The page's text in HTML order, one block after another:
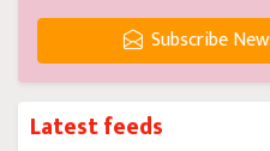
Subscribe
Latest feeds